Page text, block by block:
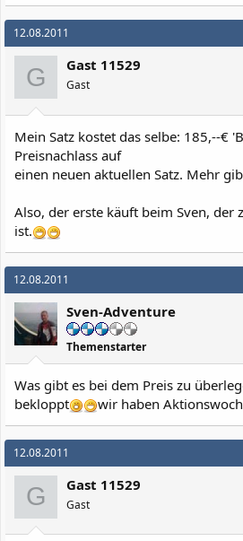
12.08.2011
G Gast 11529
Gast
Mein Satz kostet das selbe: 185,--€
Preisnachlass auf
einen neuen aktuellen Satz. Mehr
Also, der erste käuft beim Sven, der
ist.
12.08.2011
Sven-Adventure
Themenstarter
Was gibt es bei dem Preis zu
bekloppt
wir haben
12.08.2011
G Gast 11529
Gast